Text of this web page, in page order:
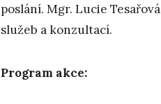
poslání. Mgr. Lucie
služeb a konzultací.
Program akce: